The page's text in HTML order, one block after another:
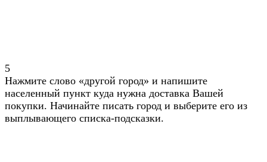
5
Нажмите слово «другой город» и напишите
населенный пункт куда нужна доставка Вашей
покупки. Начинайте писать город и выберите его из
выплывающего списка-подсказки.